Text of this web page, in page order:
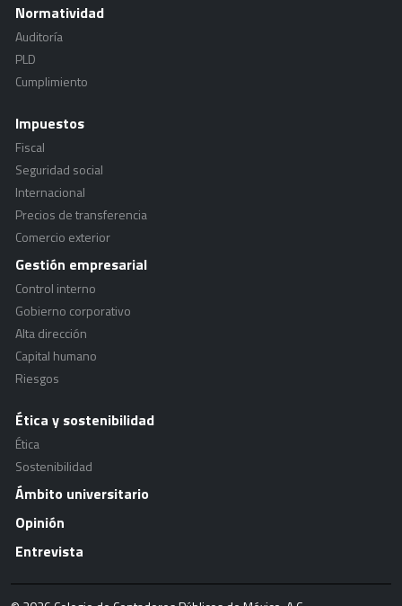
Normatividad
Auditoría
PLD
Cumplimiento
Impuestos
Fiscal
Seguridad social
Internacional
Precios de transferencia
Comercio exterior
Gestión empresarial
Control interno
Gobierno corporativo
Alta dirección
Capital humano
Riesgos
Ética y sostenibilidad
Ética
Sostenibilidad
Ámbito universitario
Opinión
Entrevista